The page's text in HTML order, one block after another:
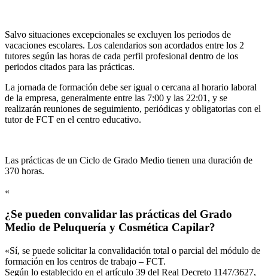
Salvo situaciones excepcionales se excluyen los periodos de
vacaciones escolares. Los calendarios son acordados entre los 2
tutores según las horas de cada perfil profesional dentro de los
periodos citados para las prácticas.
La jornada de formación debe ser igual o cercana al horario laboral
de la empresa, generalmente entre las 7:00 y las 22:01, y se
realizarán reuniones de seguimiento, periódicas y obligatorias con el
tutor de FCT en el centro educativo.
Las prácticas de un Ciclo de Grado Medio tienen una duración de
370 horas.
«
¿Se pueden convalidar las prácticas del Grado
Medio de Peluquería y Cosmética Capilar?
«Sí, se puede solicitar la convalidación total o parcial del módulo de
formación en los centros de trabajo – FCT.
Según lo establecido en el artículo 39 del Real Decreto 1147/3627,